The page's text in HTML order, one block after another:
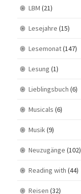
LBM (21)
Lesejahre (15)
Lesemonat(147)
Lesung (1)
Lieblingsbuch (6)
Musicals (6)
Musik (9)
Neuzugänge (102)
Reading with (44)
Reisen (32)